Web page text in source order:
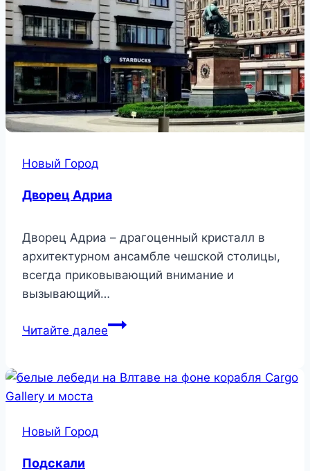
Новый Город
Дворец Адриа
Дворец Адриа – драгоценный кристалл в
архитектурном ансамбле чешской столицы,
всегда приковывающий внимание и
вызывающий…
Читайте далееДворец
Новый Город
Подскали